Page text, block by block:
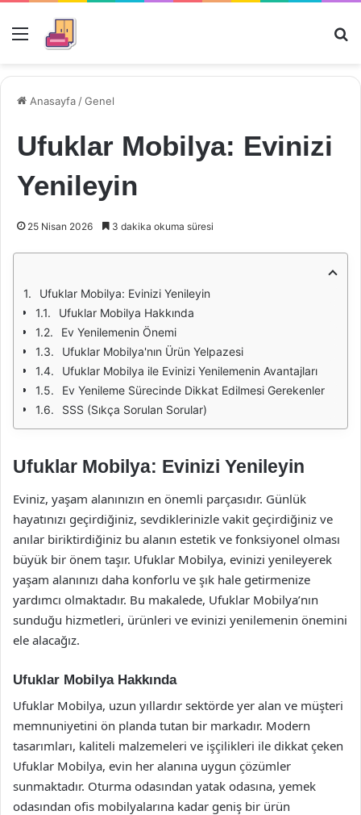
Menü
Anasayfa /Genel
Ufuklar Mobilya: Evinizi
Yenileyin
25 Nisan 2026 3 dakika okuma süresi
Ufuklar Mobilya: Evinizi Yenileyin
Ufuklar Mobilya Hakkında
Ev Yenilemenin Önemi
Ufuklar Mobilya'nın Ürün Yelpazesi
Ufuklar Mobilya ile Evinizi Yenilemenin Avantajları
Ev Yenileme Sürecinde Dikkat Edilmesi Gerekenler
SSS (Sıkça Sorulan Sorular)
Ufuklar Mobilya: Evinizi Yenileyin
Eviniz, yaşam alanınızın en önemli parçasıdır. Günlük
hayatınızı geçirdiğiniz, sevdiklerinizle vakit geçirdiğiniz ve
anılar biriktirdiğiniz bu alanın estetik ve fonksiyonel olması
büyük bir önem taşır. Ufuklar Mobilya, evinizi yenileyerek
yaşam alanınızı daha konforlu ve şık hale getirmenize
yardımcı olmaktadır. Bu makalede, Ufuklar Mobilya’nın
sunduğu hizmetleri, ürünleri ve evinizi yenilemenin önemini
ele alacağız.
Ufuklar Mobilya Hakkında
Ufuklar Mobilya, uzun yıllardır sektörde yer alan ve müşteri
memnuniyetini ön planda tutan bir markadır. Modern
tasarımları, kaliteli malzemeleri ve işçilikleri ile dikkat çeken
Ufuklar Mobilya, evin her alanına uygun çözümler
sunmaktadır. Oturma odasından yatak odasına, yemek
odasından ofis mobilyalarına kadar geniş bir ürün